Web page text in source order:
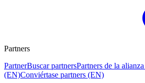
Partners
PartnerBuscar partnersPartners de la
(EN)Conviértase partners (EN)